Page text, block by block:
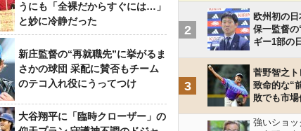
うにも「全裸だからすぐには…」
と妙に冷静だった
新庄監督の“再就職先”に挙がるま
さかの球団 采配に賛否もチーム
のテコ入れ役にうってつけ
大谷翔平に「臨時クローザー」の
2
欧州初の
保一監督
ギー1部の
3
菅野智之
致命的な“
敗でも市
強いショッ